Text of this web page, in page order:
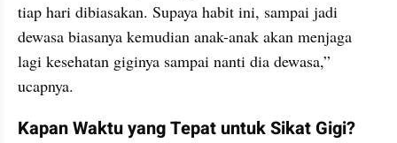
tiap hari dibiasakan. Supaya habit ini, sampai jadi
dewasa biasanya kemudian anak-anak akan menjaga
lagi kesehatan giginya sampai nanti dia dewasa,”
ucapnya.
Kapan Waktu yang Tepat untuk Sikat Gigi?